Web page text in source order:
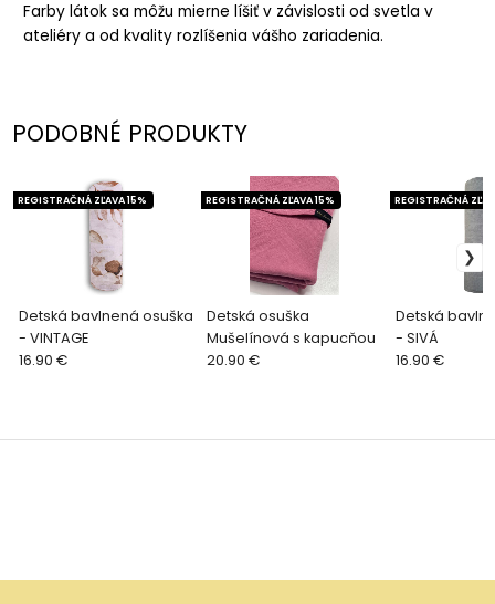
Farby látok sa môžu mierne líšiť v závislosti od svetla v
ateliéry a od kvality rozlíšenia vášho zariadenia.
PODOBNÉ PRODUKTY
Detská bavlnená osuška
- VINTAGE
REGISTRAČNÁ ZĽAVA 15%
16.90 €
Detská osuška
Mušelínová s kapucňou
REGISTRAČNÁ ZĽAVA 15%
20.90 €
Detská
- SIVÁ
REGISTRAČNÁ
16.90 €